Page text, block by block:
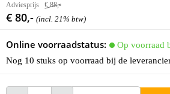
Adviesprijs € 88,-
€ 80,- (incl. 21% btw)
Online voorraadstatus:
Op voorraad
Nog 10 stuks op voorraad bij de